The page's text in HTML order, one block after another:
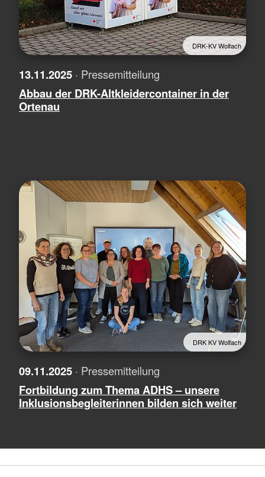
DRK-KV Wolfach
13.11.2025 · Pressemitteilung
Abbau der DRK-Altkleidercontainer in der
Ortenau
DRK KV Wolfach
09.11.2025 · Pressemitteilung
Fortbildung zum Thema ADHS – unsere
Inklusionsbegleiterinnen bilden sich weiter